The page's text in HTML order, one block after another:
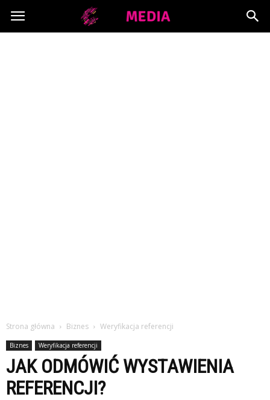
Copymedia.pl
Strona główna Biznes Weryfikacja referencji
Biznes Weryfikacja referencji
JAK ODMÓWIĆ WYSTAWIENIA
REFERENCJI?